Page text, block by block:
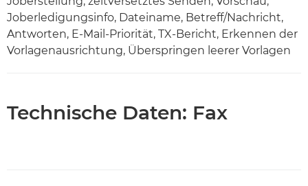
Joberledigungsinfo, Dateiname, Betreff/Nachricht,
Antworten, E-Mail-Priorität, TX-Bericht, Erkennen der
Vorlagenausrichtung, Überspringen leerer Vorlagen
Technische Daten: Fax